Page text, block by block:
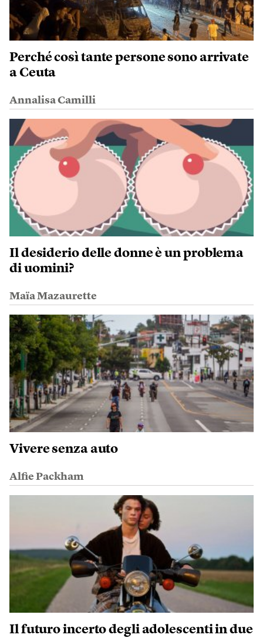
Perché così tante persone sono arrivate
a Ceuta
Annalisa Camilli
Il desiderio delle donne è un problema
di uomini?
Maïa Mazaurette
Vivere senza auto
Alfie Packham
Il futuro incerto degli adolescenti in due